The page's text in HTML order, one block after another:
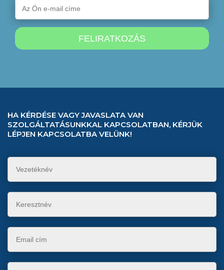
HA KÉRDÉSE VAGY JAVASLATA VAN
SZOLGÁLTATÁSUNKKAL KAPCSOLATBAN, KÉRJÜK
LÉPJEN KAPCSOLATBA VELÜNK!